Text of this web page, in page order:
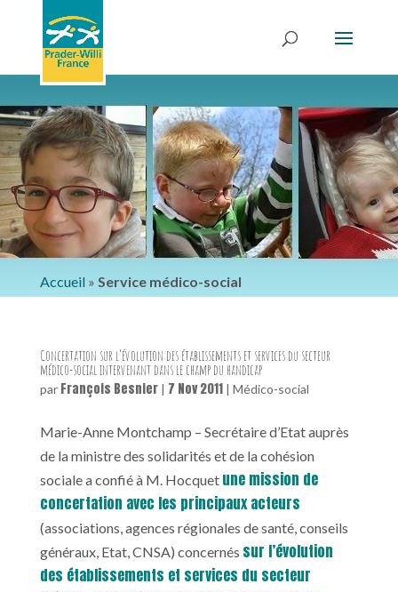
Accueil » Service médico-social
Concertation sur l’évolution des établissements et services du secteur
médico-social intervenant dans le champ du handicap
par François Besnier| 7 Nov 2011 | Médico-social
Marie-Anne Montchamp – Secrétaire d’Etat auprès
de la ministre des solidarités et de la cohésion
sociale a confié à M. Hocquet une mission de
concertation avec les principaux acteurs
(associations, agences régionales de santé, conseils
généraux, Etat, CNSA) concernés sur l’évolution
des établissements et services du secteur